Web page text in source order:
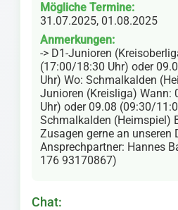
Mögliche Termine:
31.07.2025, 01.08.2025
Anmerkungen:
-> D1-Junioren
(17:00/18:30 Uhr) oder
Uhr) Wo: Schmalkalden
Junioren (Kreisliga) Wann:
Uhr) oder 09.08 (09:30/
Schmalkalden (Heimspiel)
Zusagen gerne an unseren
Ansprechpartner: Hannes
176 93170867)
Chat: